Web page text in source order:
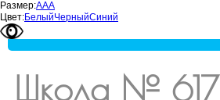
Размер:ААА
Цвет:БелыйЧерныйСиний
Школа № 617